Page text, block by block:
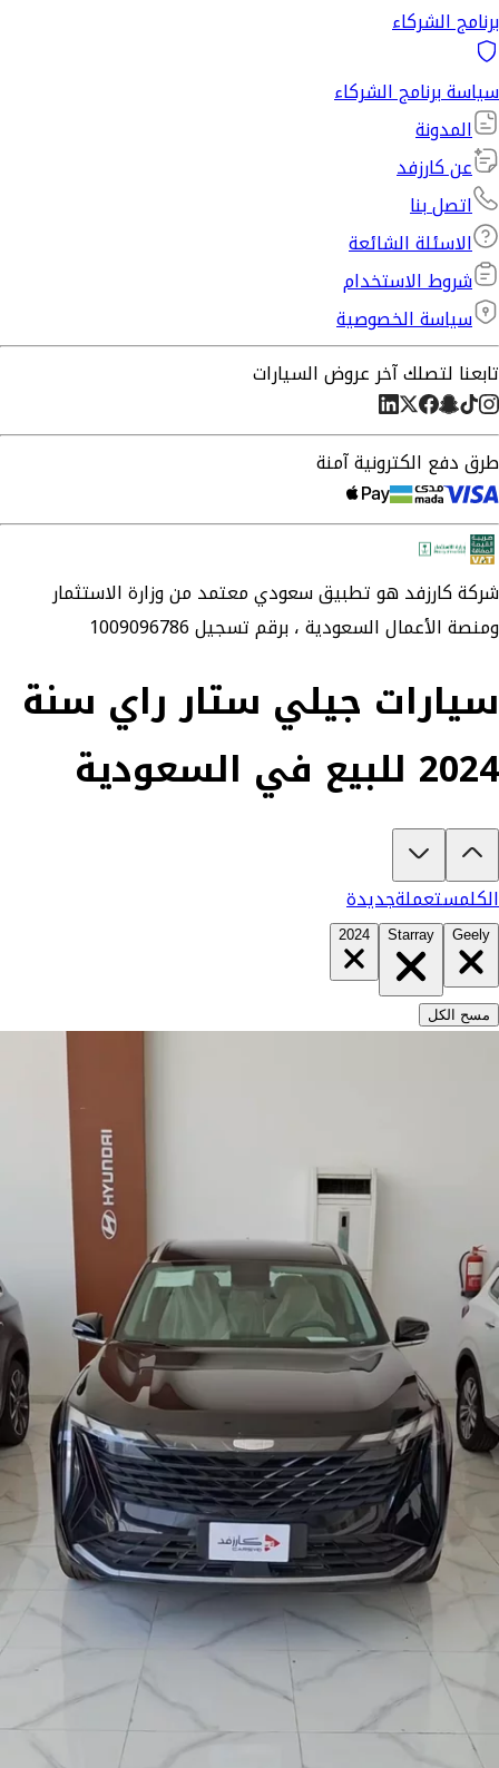
برنامج الشركاء
سياسة برنامج الشركاء
المدونة
عن كارزفد
اتصل بنا
الاسئلة الشائعة
شروط الاستخدام
سياسة الخصوصية
تابعنا لتصلك آخر عروض السيارات
طرق دفع الكترونية آمنة
شركةكارزفدهو تطبيق سعودي معتمد من وزارة الاستثمار
ومنصة الأعمال السعودية ،برقم تسجيل 1009096786
سيارات جيلي ستار راي سنة
2024 للبيع في السعودية
تبغى تشتري جيلي ستار راي 2024؟
الكلمستعملةجديدة
Geely
Starray
2024
مسح الكل